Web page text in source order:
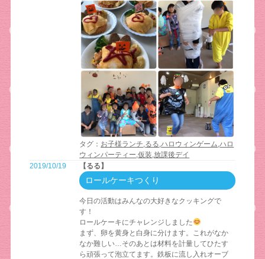
タグ： お子様ランチ,るる,ハロウィンゲーム,ハロ
ウィンパーティー,仮装,放課後デイ
2019/10/19
【るる】
ロールケーキつくり
今日の活動はみんなの大好きなクッキングで
す！
ロールケーキにチャレンジしました
まず、卵を黄身と白身に分けます。これがなか
なか難しい…そのあとは材料を計量してひたす
ら頑張って泡立てます。鉄板に流し入れオーブ